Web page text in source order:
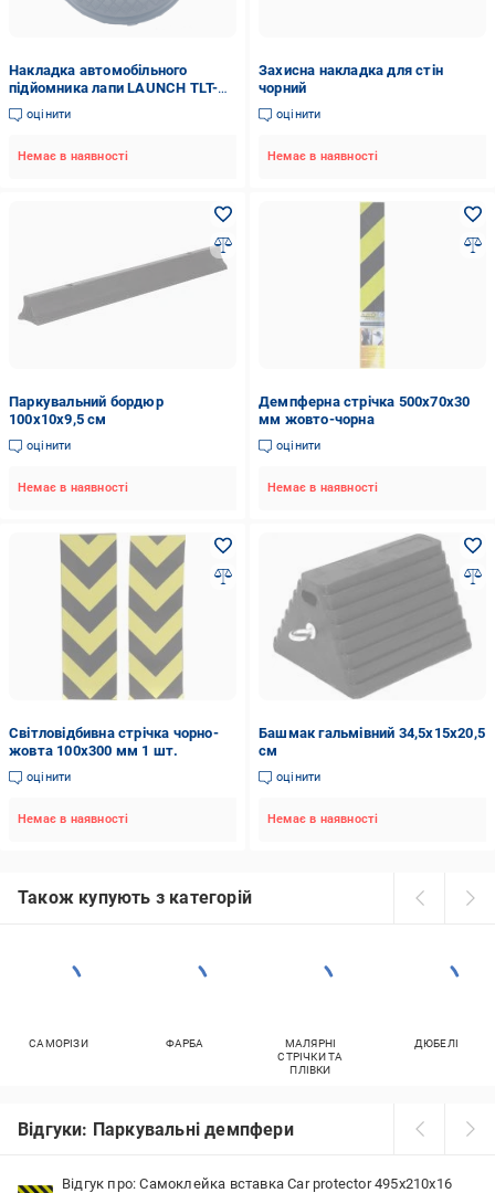
Накладка автомобільного
підйомника лапи LAUNCH TLT-
235/TLT-240 гумова
оцінити
Немає в наявності
Захисна накладка для стін
чорний
оцінити
Немає в наявності
Паркувальний бордюр
100х10х9,5 см
оцінити
Немає в наявності
Демпферна стрічка 500x70x30
мм жовто-чорна
оцінити
Немає в наявності
Світловідбивна стрічка чорно-
жовта 100х300 мм 1 шт.
оцінити
Немає в наявності
Башмак гальмівний 34,5x15x20,5
см
оцінити
Немає в наявності
Також купують з категорій
САМОРІЗИ ФАРБА
МАЛЯРНІ
СТРІЧКИ ТА
ПЛІВКИ
ДЮБЕЛІ
Відгуки: Паркувальні демпфери
Відгук про: Самоклейка вставка Car protector 495x210x16